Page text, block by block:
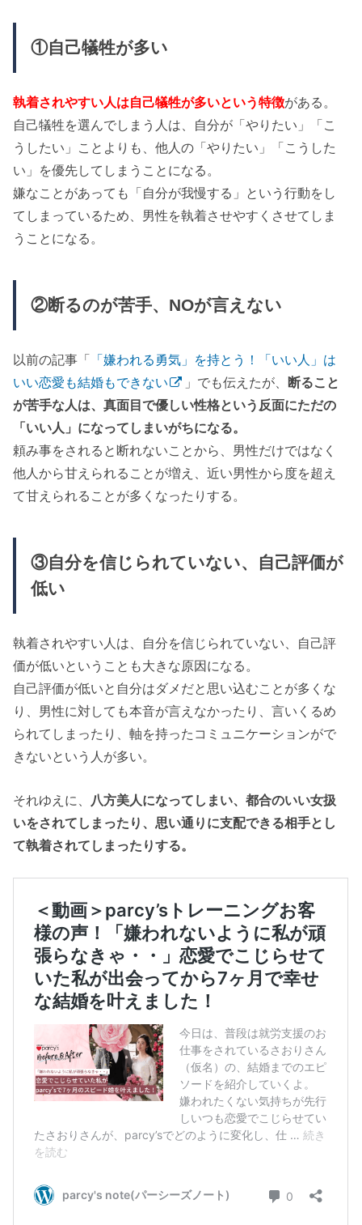
①自己犠牲が多い
執着されやすい人は自己犠牲が多いという特徴がある。
自己犠牲を選んでしまう人は、自分が「やりたい」「こ
うしたい」ことよりも、他人の「やりたい」「こうした
い」を優先してしまうことになる。
嫌なことがあっても「自分が我慢する」という行動をし
てしまっているため、男性を執着させやすくさせてしま
うことになる。
②断るのが苦手、NOが言えない
以前の記事「 「嫌われる勇気」を持とう！「いい人」は
いい恋愛も結婚もできない
」でも伝えたが、 断ること
が苦手な人は、真面目で優しい性格という反面にただの
「いい人」になってしまいがちになる。
頼み事をされると断れないことから、男性だけではなく
他人から甘えられることが増え、近い男性から度を超え
て甘えられることが多くなったりする。
③自分を信じられていない、自己評価が
低い
執着されやすい人は、自分を信じられていない、自己評
価が低いということも大きな原因になる。
自己評価が低いと自分はダメだと思い込むことが多くな
り、男性に対しても本音が言えなかったり、言いくるめ
られてしまったり、軸を持ったコミュニケーションがで
きないという人が多い。
それゆえに、 八方美人になってしまい、都合のいい女扱
いをされてしまったり、思い通りに支配できる相手とし
て執着されてしまったりする。